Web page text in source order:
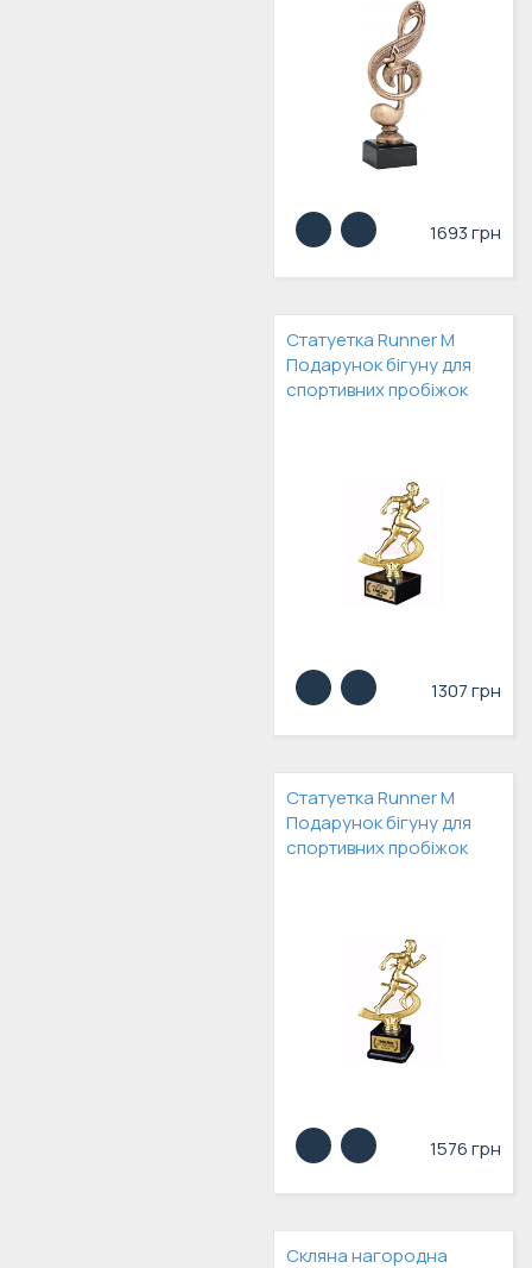
1693 грн
Статуетка Runner M
Подарунок бігуну для
спортивних пробіжок
1307 грн
Статуетка Runner M
Подарунок бігуну для
спортивних пробіжок
1576 грн
Скляна нагородна